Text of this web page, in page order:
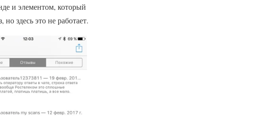
и элементом, который
здесь это не работает.